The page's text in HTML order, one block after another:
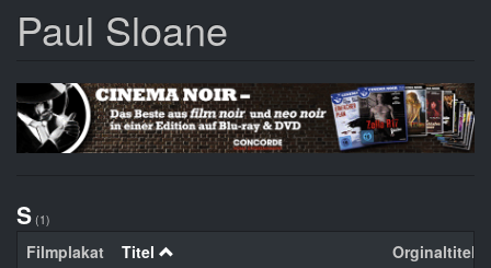
Direkt
zumPaul Sloane
S (1)
Filmplakat Titel Orginaltitel